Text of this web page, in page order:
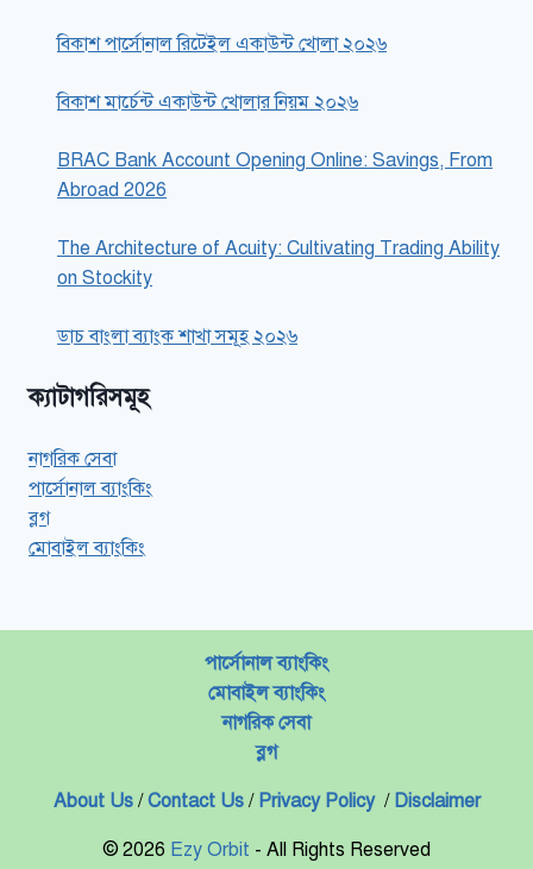
বিকাশ পার্সোনাল রিটেইল একাউন্ট খোলা ২০২৬
বিকাশ মার্চেন্ট একাউন্ট খোলার নিয়ম ২০২৬
BRAC Bank Account Opening Online: Savings, From
Abroad 2026
The Architecture of Acuity: Cultivating Trading Ability
on Stockity
ডাচ বাংলা ব্যাংক শাখা সমূহ ২০২৬
ক্যাটাগরিসমূহ
নাগরিক সেবা
পার্সোনাল ব্যাংকিং
ব্লগ
মোবাইল ব্যাংকিং
পার্সোনাল ব্যাংকিং
মোবাইল ব্যাংকিং
নাগরিক সেবা
ব্লগ
About Us/Contact Us/ Privacy Policy / Disclaimer
© 2026 Ezy Orbit - All Rights Reserved